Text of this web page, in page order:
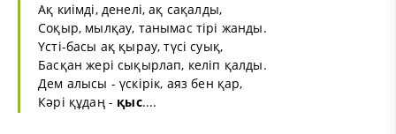
Ақ киімді, денелі, ақ сақалды,
Соқыр, мылқау, танымас тірі жанды.
Үсті-басы ақ қырау, түсі суық,
Басқан жері сықырлап, келіп қалды.
Дем алысы - үскірік, аяз бен қар,
Кәрі құдаң - қыс....